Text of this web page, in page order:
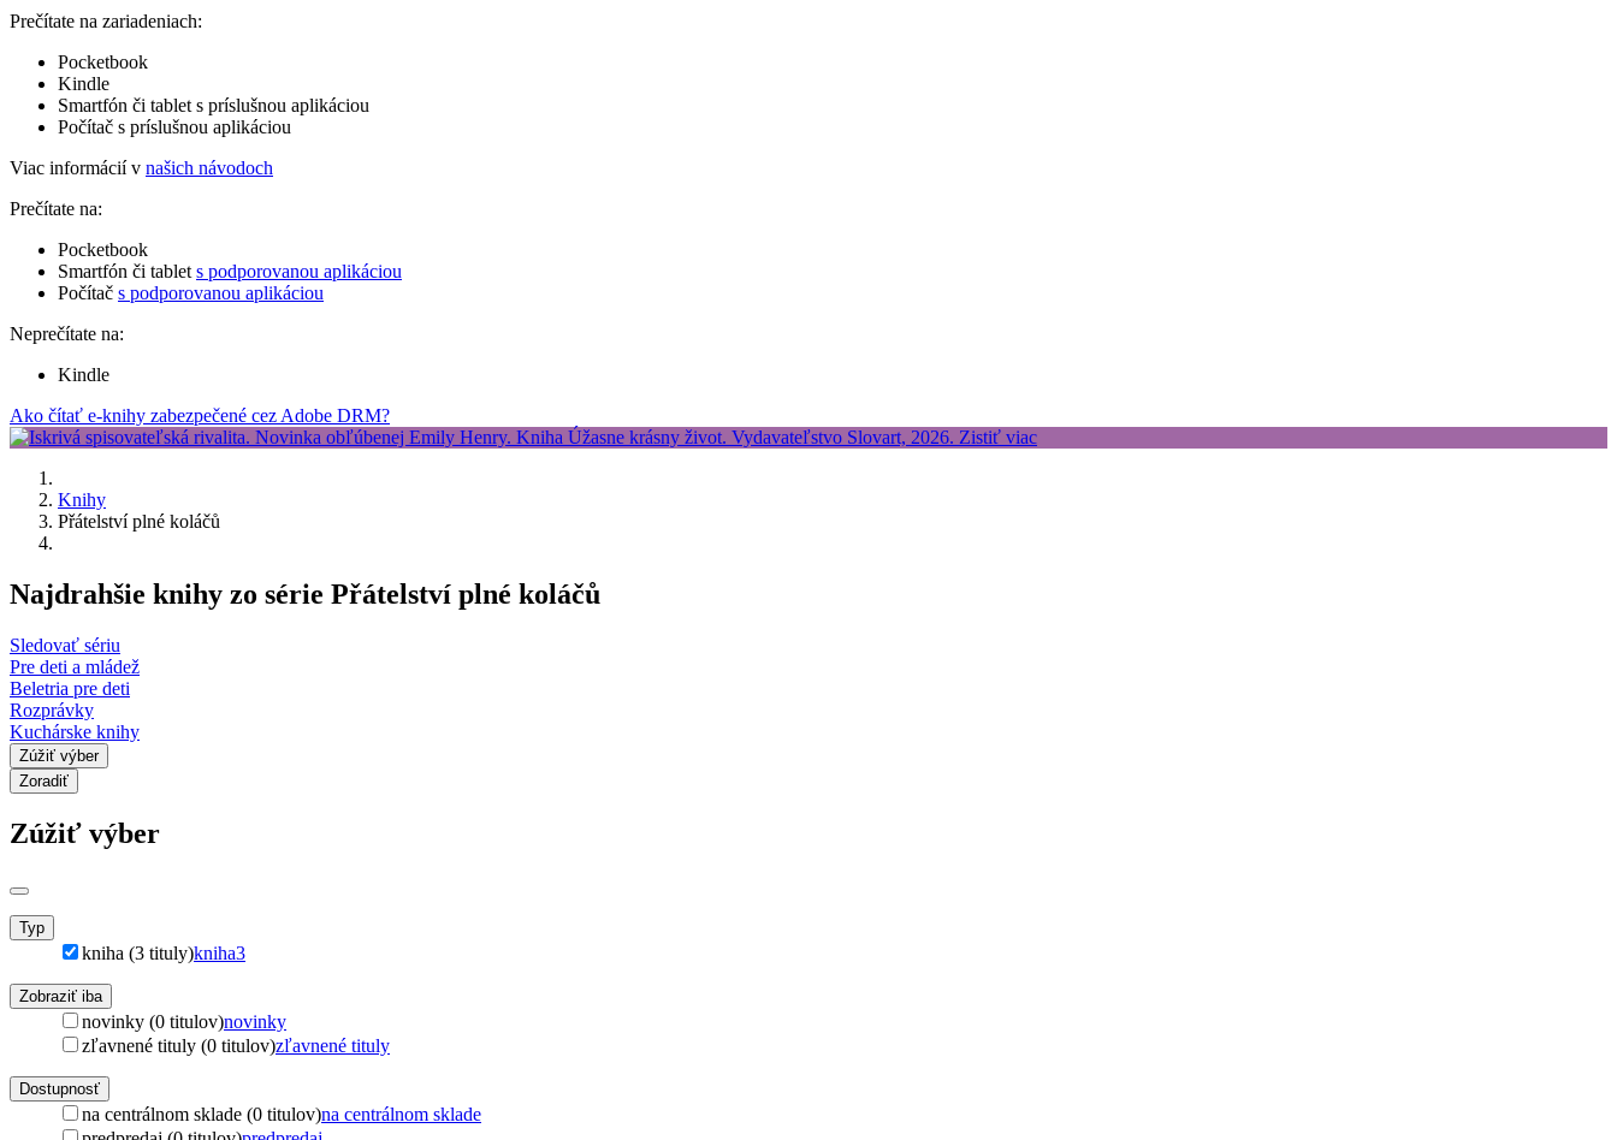
Prečítate na zariadeniach:
Pocketbook
Kindle
Smartfón či tablet s príslušnou aplikáciou
Počítač s príslušnou aplikáciou
Viac informácií v našich návodoch
Prečítate na:
Pocketbook
Smartfón či tablet s podporovanou aplikáciou
Počítač s podporovanou aplikáciou
Neprečítate na:
Kindle
Ako čítať e-knihy zabezpečené cez Adobe DRM?
Knihy
Přátelství plné koláčů
Najdrahšie knihy zo série Přátelství plné koláčů
Sledovať sériu
Pre deti a mládež
Beletria pre deti
Rozprávky
Kuchárske knihy
Zúžiť výber
Zoradiť
Zúžiť výber
Typ
kniha (3 tituly)kniha3
Zobraziť iba
novinky (0 titulov)novinky
zľavnené tituly (0 titulov)zľavnené tituly
Dostupnosť
na centrálnom sklade (0 titulov)na centrálnom sklade